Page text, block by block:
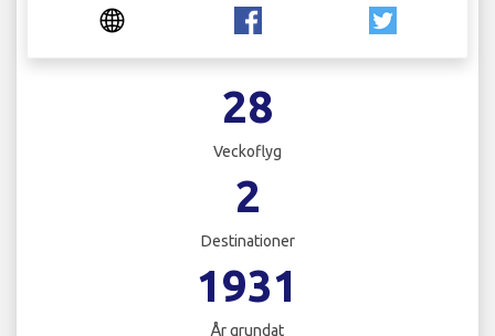
28
Veckoflyg
2
Destinationer
1931
År grundat